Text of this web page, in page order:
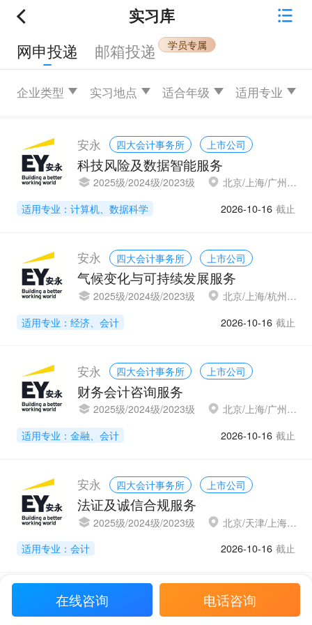
实习库
网申投递
邮箱投递
企业类型 实习地点 适合年级 适用专业
安永 四大会计事务所 上市公司
科技风险及数据智能服务
2025级/2024级/2023级
北京/上海/广州/深圳
适用专业：计算机、数据科学
2026-10-16截止
安永 四大会计事务所 上市公司
气候变化与可持续发展服务
2025级/2024级/2023级
北京/上海/杭州/广州/深圳
适用专业：经济、会计
2026-10-16截止
安永 四大会计事务所 上市公司
财务会计咨询服务
2025级/2024级/2023级
北京/上海/广州/深圳
适用专业：金融、会计
2026-10-16截止
安永 四大会计事务所 上市公司
法证及诚信合规服务
2025级/2024级/2023级
北京/天津/上海/苏州/南京/广州/深圳/成都
适用专业：会计
2026-10-16截止
安永 上市公司
外部审计
在线咨询 电话咨询